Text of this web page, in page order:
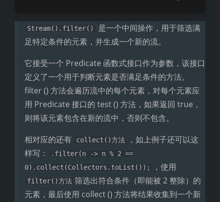
Stream().filter()
是一个中间操作，用于筛选满
足特定条件的元素，并生成一个新的流。
它接受一个 Predicate 函数式接口作为参数，该接口
定义了一个用于判断元素是否满足条件的方法。
filter () 方法会遍历流中的每个元素，对每个元素应
用 Predicate 接口的 test () 方法，如果返回 true，
则将该元素包含在新的流中，否则不包含。
相对应的还有
collect()方法
，如上例子还可以这
样写：
.filter(n -> n % 2 ==
0).collect(Collectors.toList());
，使用
filter()方法 筛选出符合条件（即能被 2 整除）的
元素，最后使用 collect () 方法将结果收集到一个新